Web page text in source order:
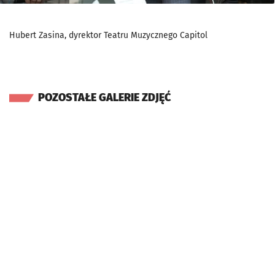
Hubert Zasina, dyrektor Teatru Muzycznego Capitol
POZOSTAŁE GALERIE ZDJĘĆ